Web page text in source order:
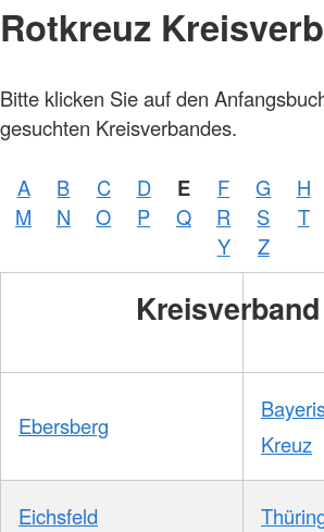
Rotkreuz
Bitte klicken Sie auf den
gesuchten Kreisverbandes.
A B C D E F G H
M
N O P Q R S T
Y
Z
Kreisverband
Ebersberg
Kreuz
Eichsfeld